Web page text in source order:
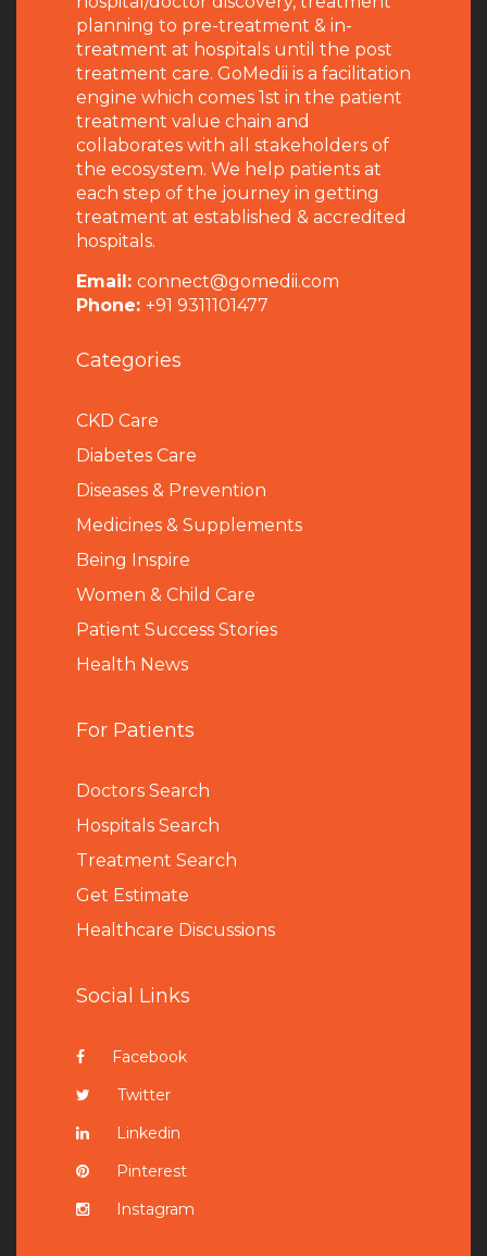
planning to pre-treatment & in-
treatment at hospitals until the post
treatment care. GoMedii is a facilitation
engine which comes 1st in the patient
treatment value chain and
collaborates with all stakeholders of
the ecosystem. We help patients at
each step of the journey in getting
treatment at established & accredited
hospitals.
Email: connect@gomedii.com
Phone: +91 9311101477
Categories
CKD Care
Diabetes Care
Diseases & Prevention
Medicines & Supplements
Being Inspire
Women & Child Care
Patient Success Stories
Health News
For Patients
Doctors Search
Hospitals Search
Treatment Search
Get Estimate
Healthcare Discussions
Social Links
Facebook
Twitter
Linkedin
Pinterest
Instagram